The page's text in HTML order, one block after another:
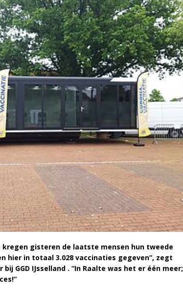
gisteren de laatste mensen hun tweede
hier in totaal 3.028 vaccinaties gegeven”, zegt
GGD IJsselland . “In Raalte was het er één meer;